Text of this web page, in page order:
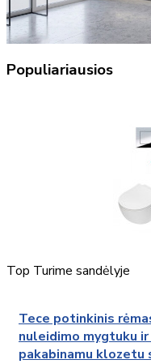
Populiariausios
Top Turime sandėlyje
Tece potinkinis rėmas su
nuleidimo mygtuku ir Deante Peonia rimless
pakabinamu klozetu